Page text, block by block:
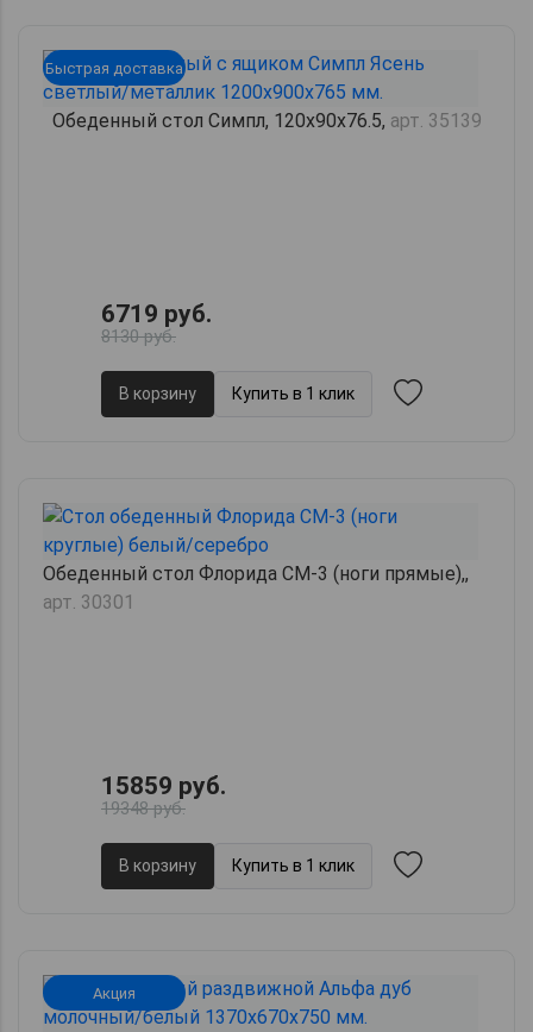
Быстрая доставка
Обеденный стол Симпл, 120х90х76.5, арт. 35139
6719 руб.
8130 руб.
В корзину Купить в 1 клик
Обеденный стол Флорида СМ-3 (ноги прямые),,
арт. 30301
15859 руб.
19348 руб.
В корзину Купить в 1 клик
Акция